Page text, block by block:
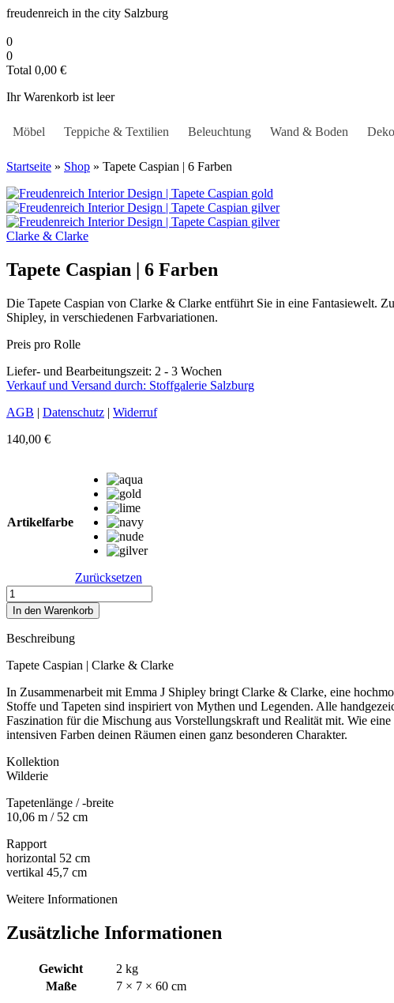
Zum
springen
freudenreich in the city Salzburg
0
0
Total 0,00 €
Ihr Warenkorb ist leer
Möbel Teppiche & Textilien Beleuchtung Wand & Boden Deko
Startseite » Shop » Tapete Caspian | 6 Farben
Clarke & Clarke
Tapete Caspian | 6 Farben
Die Tapete Caspian von Clarke & Clarke entführt Sie in eine Fantasiewelt.
Shipley, in verschiedenen Farbvariationen.
Preis pro Rolle
Liefer- und Bearbeitungszeit: 2 - 3 Wochen
Verkauf und Versand durch: Stoffgalerie Salzburg
AGB | Datenschutz | Widerruf
140,00 €
Artikelfarbe
Zurücksetzen
Tapete
Caspian
|
6
Menge
In den Warenkorb
Beschreibung
Tapete Caspian | Clarke & Clarke
In Zusammenarbeit mit Emma J Shipley bringt Clarke & Clarke, eine
Stoffe und Tapeten sind inspiriert von Mythen und Legenden. Alle
Faszination für die Mischung aus Vorstellungskraft und Realität mit. Wie
intensiven Farben deinen Räumen einen ganz besonderen Charakter.
Kollektion
Wilderie
Tapetenlänge / -breite
10,06 m / 52 cm
Rapport
horizontal 52 cm
vertikal 45,7 cm
Weitere Informationen
Zusätzliche Informationen
Gewicht
2 kg
Maße
7 × 7 × 60 cm